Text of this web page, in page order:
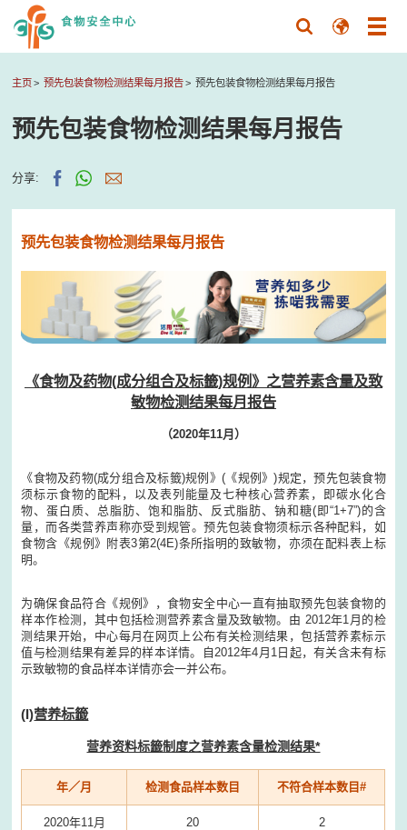
主页 预先包装食物检测结果每月报告 预先包装食物检测结果每月报告
预先包装食物检测结果每月报告
分享:
预先包装食物检测结果每月报告
《食物及药物(成分组合及标籤)规例》之营养素含量及致
敏物检测结果每月报告
（2020年11月）
《食物及药物(成分组合及标籤)规例》(《规例》)规定，预先包装食物
须标示食物的配料，以及表列能量及七种核心营养素，即碳水化合
物、蛋白质、总脂肪、饱和脂肪、反式脂肪、钠和糖(即“1+7”)的含
量，而各类营养声称亦受到规管。预先包装食物须标示各种配料，如
食物含《规例》附表3第2(4E)条所指明的致敏物，亦须在配料表上标
明。
为确保食品符合《规例》，食物安全中心一直有抽取预先包装食物的
样本作检测，其中包括检测营养素含量及致敏物。由 2012年1月的检
测结果开始，中心每月在网页上公布有关检测结果，包括营养素标示
值与检测结果有差异的样本详情。自2012年4月1日起，有关含未有标
示致敏物的食品样本详情亦会一并公布。
(I)营养标籤
营养资料标籤制度之营养素含量检测结果*
年／月 检测食品样本数目 不符合样本数目#
2020年11月 20 2